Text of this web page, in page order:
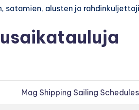
alusten ja
Mag Shipping Sailing Schedules